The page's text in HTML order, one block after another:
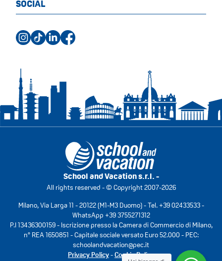
SOCIAL
School and Vacation s.r.l. -
All rights reserved - © Copyright 2007-2026
Milano, Via Larga 11 - 20122 (M1-M3 Duomo) - Tel. +39 02433533-
WhatsApp +39 3755271312
P.I 13436300159 - Iscrizione presso la Camera di Commercio di Milano,
n° REA 1650851 - Capitale sociale versato Euro 52.000 - PEC:
schoolandvacation@pec.it
Privacy Policy-Cookie Policy